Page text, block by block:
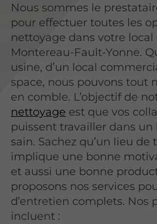
Nous sommes le
pour effectuer toutes les
nettoyage dans votre local
Montereau-Fault-Yonne.
usine, d’un local
space, nous pouvons tout
en comble. L’objectif de
nettoyage est que vos
puissent travailler dans
sain. Sachez qu’un lieu de
implique une bonne
et aussi une bonne
proposons nos services
d’entretien complets. Nos
incluent :